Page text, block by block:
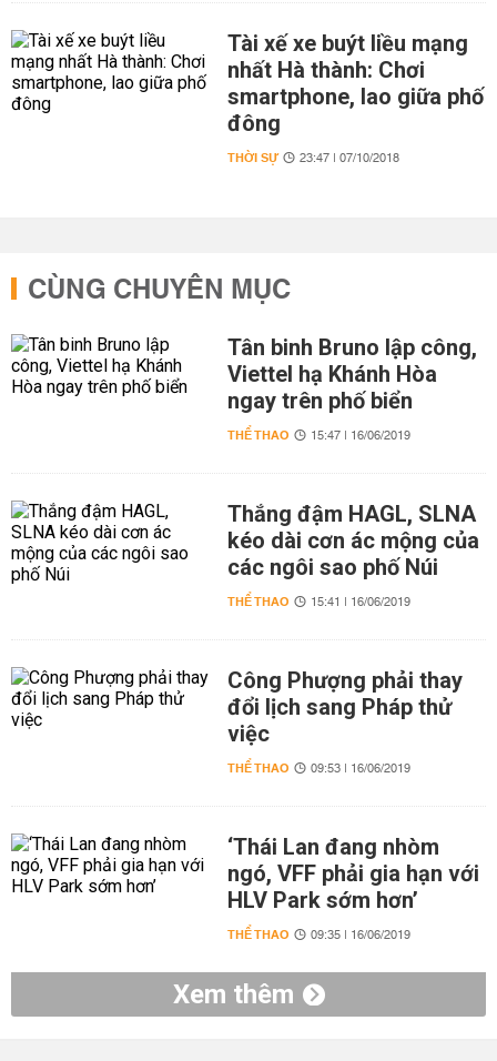
Tài xế xe buýt liều mạng
nhất Hà thành: Chơi
smartphone, lao giữa phố
đông
THỜI SỰ 23:47 | 07/10/2018
CÙNG CHUYÊN MỤC
Tân binh Bruno lập công,
Viettel hạ Khánh Hòa
ngay trên phố biển
THỂ THAO 15:47 | 16/06/2019
Thắng đậm HAGL, SLNA
kéo dài cơn ác mộng của
các ngôi sao phố Núi
THỂ THAO 15:41 | 16/06/2019
Công Phượng phải thay
đổi lịch sang Pháp thử
việc
THỂ THAO 09:53 | 16/06/2019
‘Thái Lan đang nhòm
ngó, VFF phải gia hạn với
HLV Park sớm hơn’
THỂ THAO 09:35 | 16/06/2019
Xem thêm